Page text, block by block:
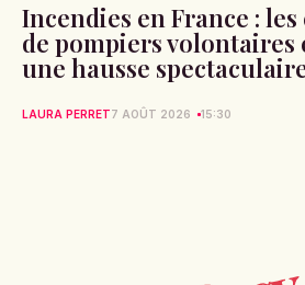
Incendies en France :
de pompiers volontaires
une hausse
LAURA PERRET7 AOÛT 2026 15:30